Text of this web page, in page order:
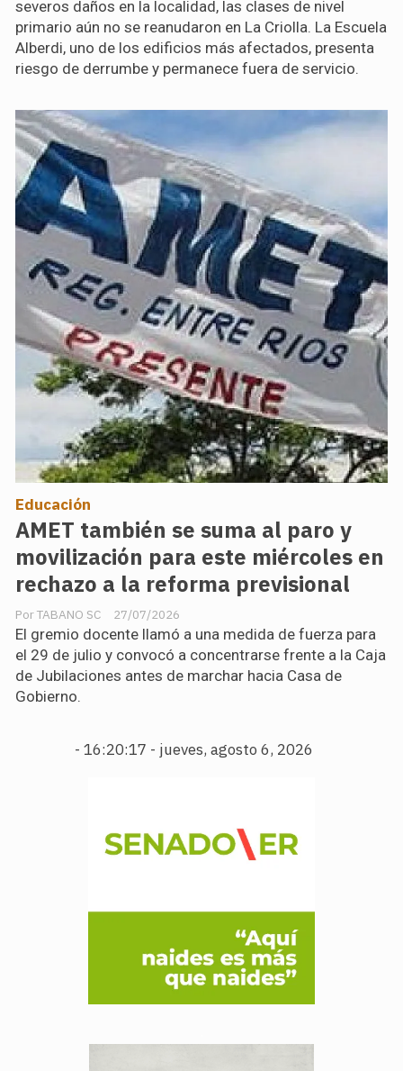
severos daños en la localidad, las clases de nivel
primario aún no se reanudaron en La Criolla. La Escuela
Alberdi, uno de los edificios más afectados, presenta
riesgo de derrumbe y permanece fuera de servicio.
AMET también se suma al paro y
movilización para este miércoles en
rechazo a la reforma previsional
TABANO SC
Educación
27/07/2026
El gremio docente llamó a una medida de fuerza para
el 29 de julio y convocó a concentrarse frente a la Caja
de Jubilaciones antes de marchar hacia Casa de
Gobierno.
- 16:20:18 - jueves, agosto 6, 2026